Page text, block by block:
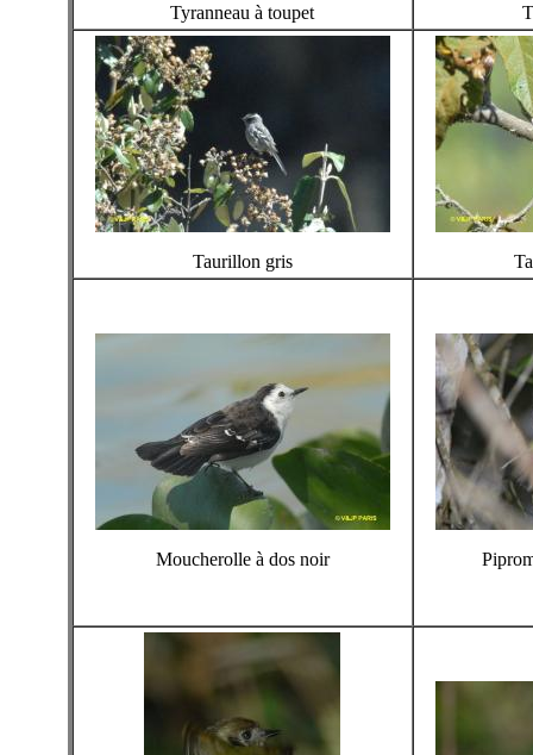
Tyranneau à toupet
Taurillon gris
Moucherolle à dos noir